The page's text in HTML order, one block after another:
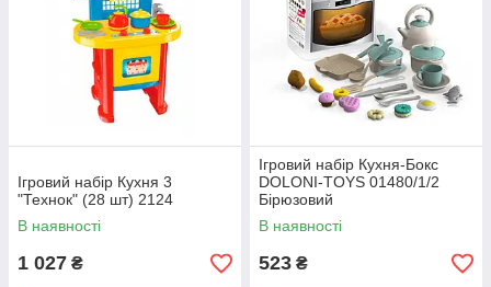
Ігровий набір Кухня 3
"Технок" (28 шт) 2124
В наявності
1 027 ₴
Ігровий набір Кухня-Бокс
DOLONI-TOYS 01480/1/2
Бірюзовий
В наявності
523 ₴